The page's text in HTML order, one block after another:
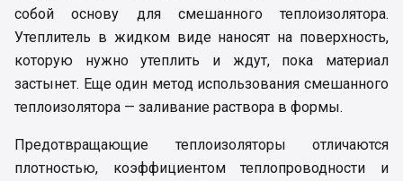
собой основу для смешанного теплоизолятора.
Утеплитель в жидком виде наносят на поверхность,
которую нужно утеплить и ждут, пока материал
застынет. Еще один метод использования смешанного
теплоизолятора — заливание раствора в формы.
Предотвращающие теплоизоляторы отличаются
плотностью, коэффициентом теплопроводности и